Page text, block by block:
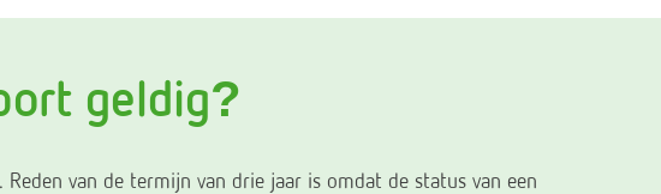
geldig?
van de termijn van drie jaar is omdat de status van een